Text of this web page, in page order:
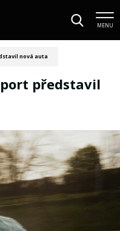
MENU
nová auta
představil